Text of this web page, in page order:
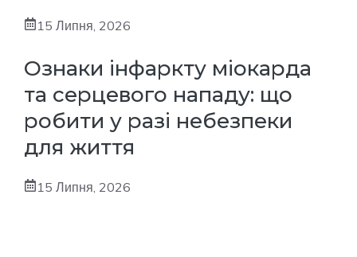
15 Липня, 2026
Ознаки інфаркту міокарда
та серцевого нападу: що
робити у разі небезпеки
для життя
15 Липня, 2026